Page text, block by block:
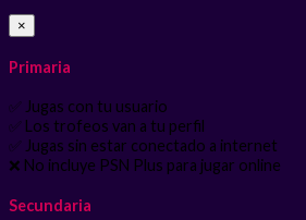
×
Primaria
✅ Jugas con tu usuario
✅ Los trofeos van a tu perfil
✅ Jugas sin estar conectado a internet
❌ No incluye PSN Plus para jugar online
Secundaria